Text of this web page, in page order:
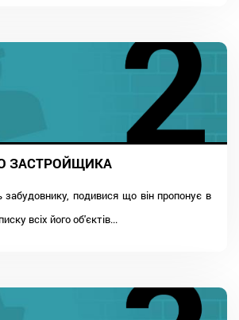
ЗАСТРОЙЩИКА
подивися що він пропонує в
всіх його об'єктів...